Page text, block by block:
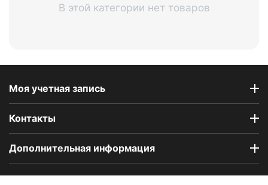
В этой категории нет товаров
Моя учетная запись
Контакты
Дополнительная информация